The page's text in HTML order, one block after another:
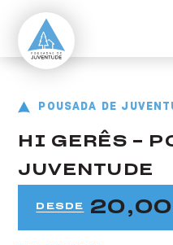
Pousada do Gerês
Pousada de Juventude HI Gerês -
POUSADA DE
HI GERÊS -
JUVENTUDE
DESDE